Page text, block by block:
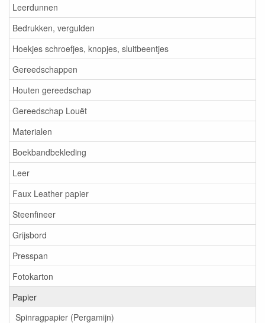
Leerdunnen
Bedrukken, vergulden
Hoekjes schroefjes, knopjes, sluitbeentjes
Gereedschappen
Houten gereedschap
Gereedschap Louët
Materialen
Boekbandbekleding
Leer
Faux Leather papier
Steenfineer
Grijsbord
Presspan
Fotokarton
Papier
Spinragpapier (Pergamijn)